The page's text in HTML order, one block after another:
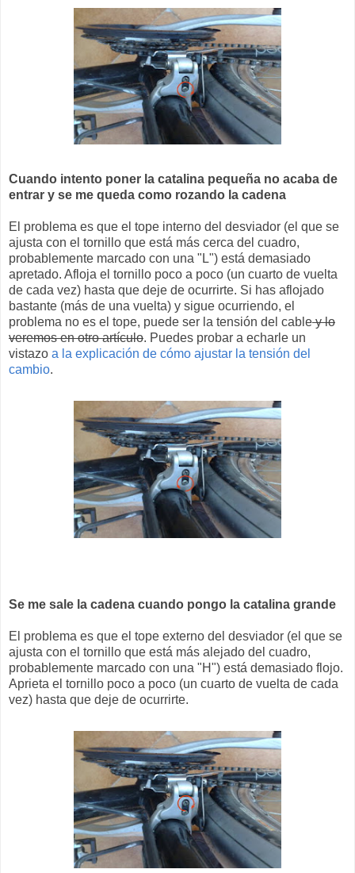
Cuando intento poner la catalina pequeña no acaba de
entrar y se me queda como rozando la cadena
El problema es que el tope interno del desviador (el que se
ajusta con el tornillo que está más cerca del cuadro,
probablemente marcado con una "L") está demasiado
apretado. Afloja el tornillo poco a poco (un cuarto de vuelta
de cada vez) hasta que deje de ocurrirte. Si has aflojado
bastante (más de una vuelta) y sigue ocurriendo, el
problema no es el tope, puede ser la tensión del cabley lo
veremos en otro artículo. Puedes probar a echarle un
vistazo a la explicación de cómo ajustar la tensión del
cambio.
Se me sale la cadena cuando pongo la catalina grande
El problema es que el tope externo del desviador (el que se
ajusta con el tornillo que está más alejado del cuadro,
probablemente marcado con una "H") está demasiado flojo.
Aprieta el tornillo poco a poco (un cuarto de vuelta de cada
vez) hasta que deje de ocurrirte.